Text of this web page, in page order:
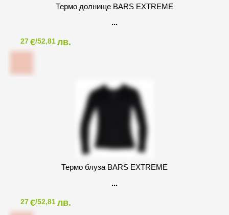
Термо долнище BARS EXTREME
27€/52,81лв.
Термо блуза BARS EXTREME
27€/52,81лв.